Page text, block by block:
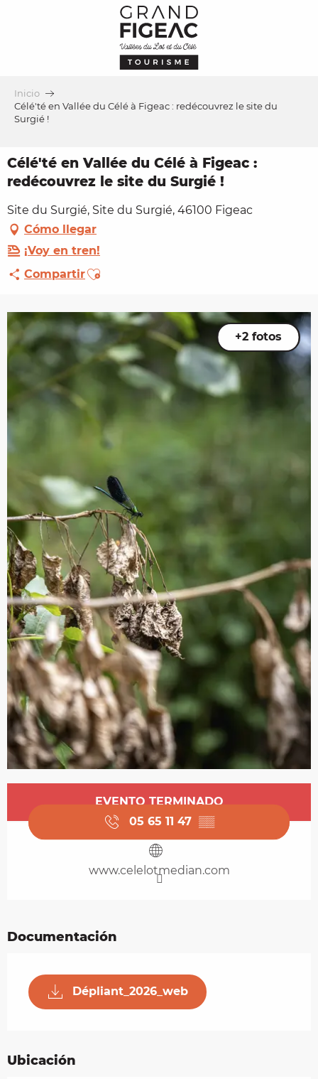
Inicio
Célé'té en Vallée du Célé à Figeac : redécouvrez le site du
Surgié !
Célé'té en Vallée du Célé à Figeac :
redécouvrez le site du Surgié !
Site du Surgié, Site du Surgié, 46100 Figeac
Cómo llegar
¡Voy en tren!
CompartirAjouter aux favoris
+2 fotos
Horarios y datos de contacto
EVENTO TERMINADO
05 65 11 47 ▒▒
www.celelotmedian.com
Documentación
Dépliant_2026_web
Ubicación